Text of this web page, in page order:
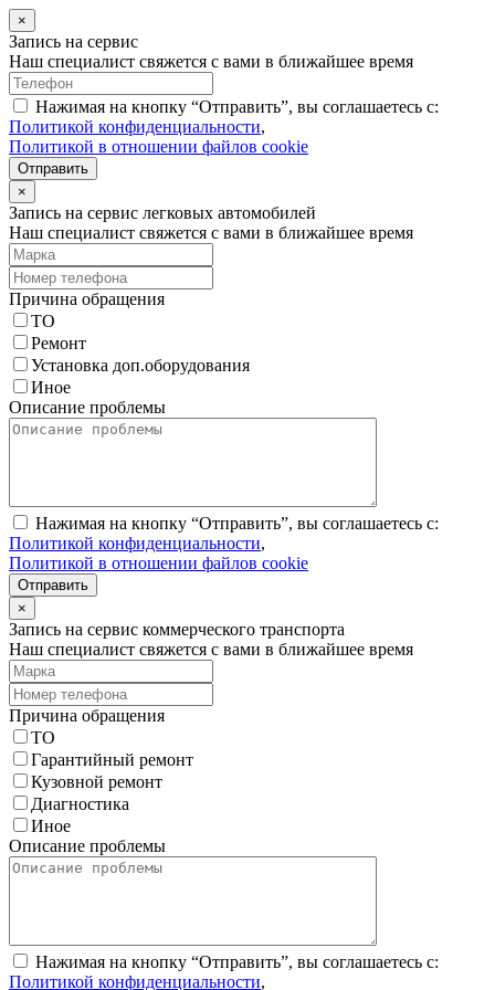
×
Запись на сервис
Наш специалист свяжется с вами в ближайшее время
Нажимая на кнопку “Отправить”, вы соглашаетесь с:
Политикой конфиденциальности,
Политикой в отношении файлов cookie
Отправить
×
Запись на сервис легковых автомобилей
Наш специалист свяжется с вами в ближайшее время
Причина обращения
ТО
Ремонт
Установка доп.оборудования
Иное
Описание проблемы
Нажимая на кнопку “Отправить”, вы соглашаетесь с:
Политикой конфиденциальности,
Политикой в отношении файлов cookie
Отправить
×
Запись на сервис коммерческого транспорта
Наш специалист свяжется с вами в ближайшее время
Причина обращения
ТО
Гарантийный ремонт
Кузовной ремонт
Диагностика
Иное
Описание проблемы
Нажимая на кнопку “Отправить”, вы соглашаетесь с:
Политикой конфиденциальности,